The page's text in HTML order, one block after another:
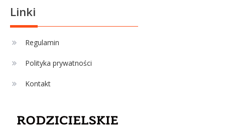
4 Sport
strzelców Primera División
Linki
Regulamin
Polityka prywatności
Kontakt